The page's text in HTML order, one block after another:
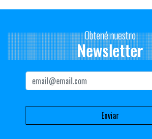
Obtené nuestro
Newsletter